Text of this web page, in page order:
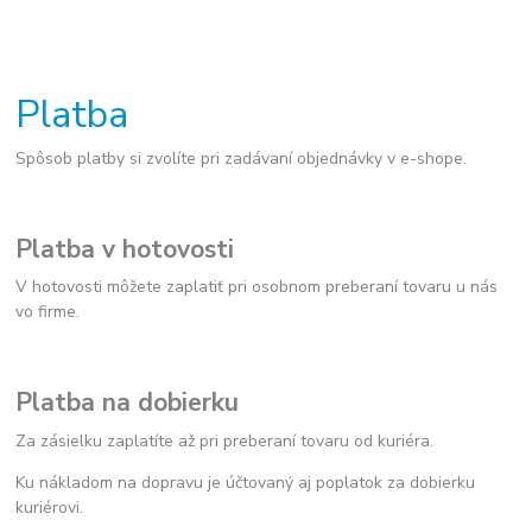
Platba
Spôsob platby si zvolíte pri zadávaní objednávky v e-shope.
Platba v hotovosti
V hotovosti môžete zaplatiť pri osobnom preberaní tovaru u nás
vo firme.
Platba na dobierku
Za zásielku zaplatíte až pri preberaní tovaru od kuriéra.
Ku nákladom na dopravu je účtovaný aj poplatok za dobierku
kuriérovi.